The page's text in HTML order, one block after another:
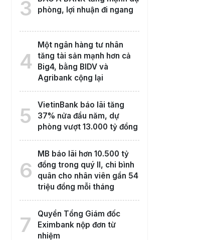
3
phòng, lợi nhuận đi ngang
4
Một ngân hàng tư nhân
tăng tài sản mạnh hơn cả
Big4, bằng BIDV và
Agribank cộng lại
5
VietinBank báo lãi tăng
37% nửa đầu năm, dự
phòng vượt 13.000 tỷ đồng
6
MB báo lãi hơn 10.500 tỷ
đồng trong quý II, chi bình
quân cho nhân viên gần 54
triệu đồng mỗi tháng
7
Quyền Tổng Giám đốc
Eximbank nộp đơn từ
nhiệm